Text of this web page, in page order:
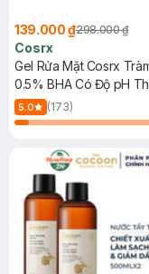
139.000 ₫298.000 ₫
Cosrx
Gel Rửa Mặt Cosrx
0.5% BHA Có Độ pH
150ml
5.0
(173)